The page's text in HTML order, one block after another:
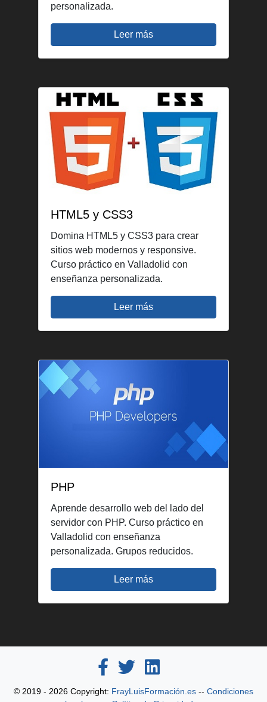
personalizada.
Leer más
HTML5 y CSS3
Domina HTML5 y CSS3 para crear
sitios web modernos y responsive.
Curso práctico en Valladolid con
enseñanza personalizada.
Leer más
PHP
Aprende desarrollo web del lado del
servidor con PHP. Curso práctico en
Valladolid con enseñanza
personalizada. Grupos reducidos.
Leer más
© 2019 - 2026 Copyright: FrayLuisFormación.es -- Condiciones